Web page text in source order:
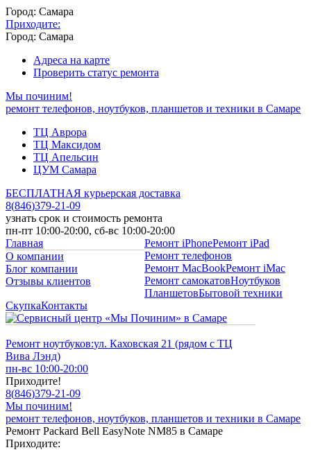
Город: Самара
Приходите:
Город: Самара
Адреса на карте
Проверить статус ремонта
Мы починим!
ремонт телефонов, ноутбуков, планшетов и техники в Самаре
ТЦ Аврора
ТЦ Максидом
ТЦ Апельсин
ЦУМ Самара
БЕСПЛАТНАЯ курьерская доставка
8(846)379-21-09
узнать срок и стоимость ремонта
пн-пт 10:00-20:00, сб-вс 10:00-20:00
Главная
О компании
Блог компании
Отзывы клиентов
Ремонт iPhoneРемонт iPad
Ремонт телефонов
Ремонт MacBookРемонт iMac
Ремонт самокатовНоутбуков
ПланшетовБытовой техники
СкупкаКонтакты
Ремонт ноутбуков:ул. Каховская 21 (рядом с ТЦ
Вива Лэнд)
пн-вс 10:00-20:00
Приходите!
8(846)379-21-09
Мы починим!
ремонт телефонов, ноутбуков, планшетов и техники в Самаре
Ремонт Packard Bell EasyNote NM85 в Самаре
Приходите: